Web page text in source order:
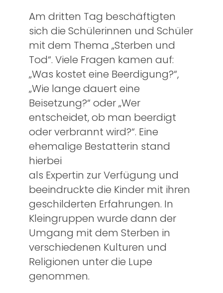
Am dritten Tag beschäftigten
sich die Schülerinnen und Schüler
mit dem Thema „Sterben und
Tod“. Viele Fragen kamen auf:
„Was kostet eine Beerdigung?“,
„Wie lange dauert eine
Beisetzung?“ oder „Wer
entscheidet, ob man beerdigt
oder verbrannt wird?“. Eine
ehemalige Bestatterin stand
hierbei
als Expertin zur Verfügung und
beeindruckte die Kinder mit ihren
geschilderten Erfahrungen. In
Kleingruppen wurde dann der
Umgang mit dem Sterben in
verschiedenen Kulturen und
Religionen unter die Lupe
genommen.